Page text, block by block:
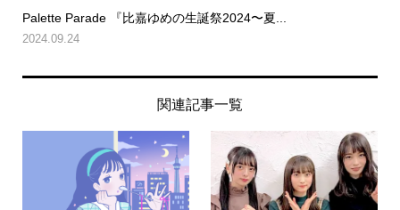
Palette Parade 『比嘉ゆめの生誕祭2024〜夏...
2024.09.24
関連記事一覧